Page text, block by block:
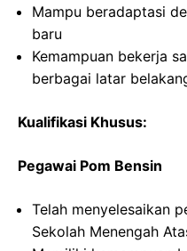
Mampu beradaptasi
baru
Kemampuan bekerja
berbagai latar
Kualifikasi Khusus:
Pegawai Pom Bensin
Telah menyelesaikan
Sekolah Menengah